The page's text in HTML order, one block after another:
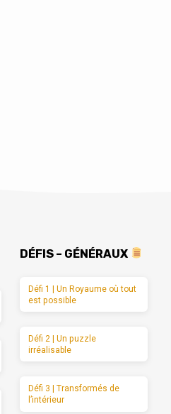
DÉFIS – GÉNÉRAUX
Défi 1 | Un Royaume où tout
est possible
Défi 2 | Un puzzle
irréalisable
Défi 3 | Transformés de
l’intérieur